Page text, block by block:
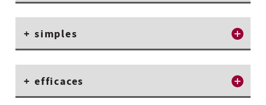
+ simples
+ efficaces